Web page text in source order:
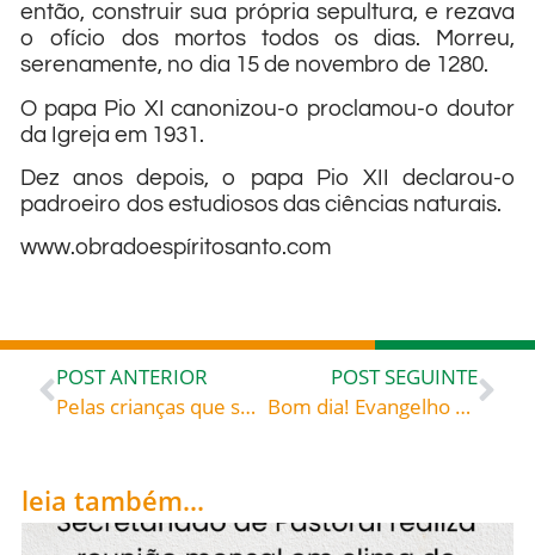
então, construir sua própria sepultura, e rezava
o ofício dos mortos todos os dias. Morreu,
serenamente, no dia 15 de novembro de 1280.
O papa Pio XI canonizou-o proclamou-o doutor
da Igreja em 1931.
Dez anos depois, o papa Pio XII declarou-o
padroeiro dos estudiosos das ciências naturais.
www.obradoespíritosanto.com
POST ANTERIOR
Pelas crianças que sofrem – Vídeo do Papa para este mês de novembro
POST SEGUINTE
Bom dia! Evangelho de 15 de novembro de 2022: «Hoje entrou a salvação nesta casa» – São Tomás Moro (1478-1535) estadista inglês, mártir Tratado «Receber o corpo de Nosso Senhor»
leia também...